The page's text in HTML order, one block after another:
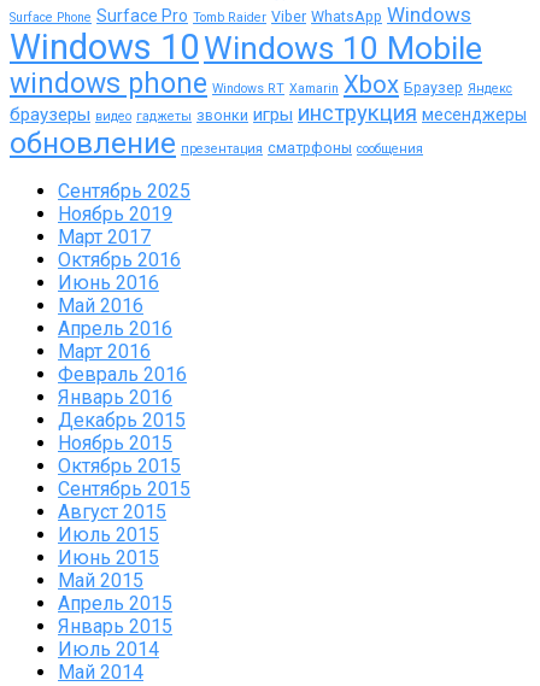
Surface Phone Surface Pro Tomb Raider Viber WhatsApp Windows
Windows 10Windows 10 Mobile
windows phone Windows RT Xamarin Xbox Браузер Яндекс
браузеры видео гаджеты звонки игры инструкция месенджеры
обновление презентация сматрфоны сообщения
Сентябрь 2025
Ноябрь 2019
Март 2017
Октябрь 2016
Июнь 2016
Май 2016
Апрель 2016
Март 2016
Февраль 2016
Январь 2016
Декабрь 2015
Ноябрь 2015
Октябрь 2015
Сентябрь 2015
Август 2015
Июль 2015
Июнь 2015
Май 2015
Апрель 2015
Январь 2015
Июль 2014
Май 2014